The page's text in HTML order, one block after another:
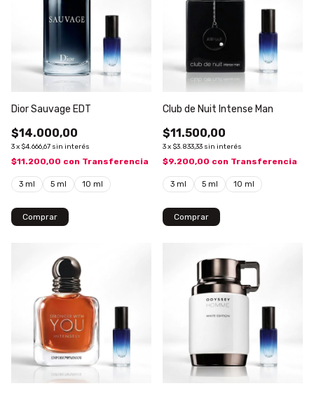
Dior Sauvage EDT
$14.000,00
3x $4.666,67 sin interés
$11.200,00 con Transferencia
3 ml 5 ml 10 ml
Comprar
Club de Nuit Intense Man
$11.500,00
3x $3.833,33 sin interés
$9.200,00 con Transferencia
3 ml 5 ml 10 ml
Comprar